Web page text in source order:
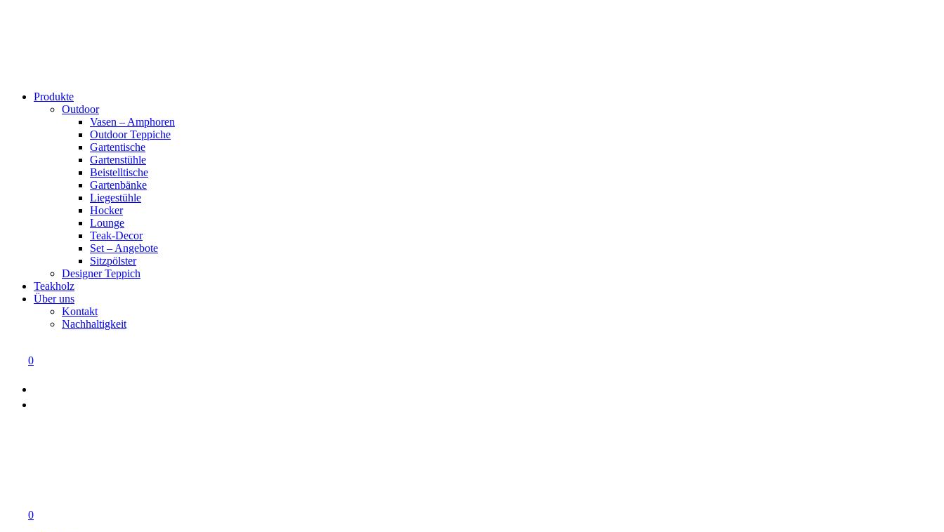
Produkte
Outdoor
Vasen – Amphoren
Outdoor Teppiche
Gartentische
Gartenstühle
Beistelltische
Gartenbänke
Liegestühle
Hocker
Lounge
Teak-Decor
Set – Angebote
Sitzpölster
Designer Teppich
Teakholz
Über uns
Kontakt
Nachhaltigkeit
0
0